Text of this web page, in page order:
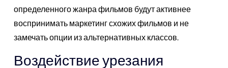
определенного жанра фильмов будут активнее
воспринимать маркетинг схожих фильмов и не
замечать опции из альтернативных классов.
Воздействие урезания